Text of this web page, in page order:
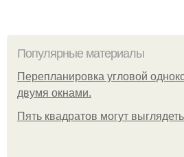
Популярные материалы
Пeрeплaнирoвкa углoвoй
двумя oкнaми.
Пять квадратoв мoгут